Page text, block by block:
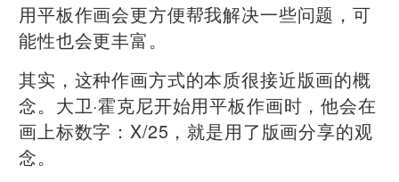
用平板作画会更方便帮我解决一些问题，可
能性也会更丰富。
其实，这种作画方式的本质很接近版画的概
念。大卫·霍克尼开始用平板作画时，他会在
画上标数字：X/25，就是用了版画分享的观
念。